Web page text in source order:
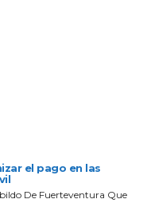
el pago en las
De Fuerteventura Que